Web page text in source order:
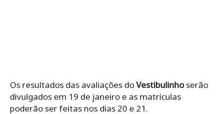
Os resultados das avaliações doVestibulinhoserão
divulgados em 19 de janeiro e as matrículas
poderão ser feitas nos dias 20 e 21.